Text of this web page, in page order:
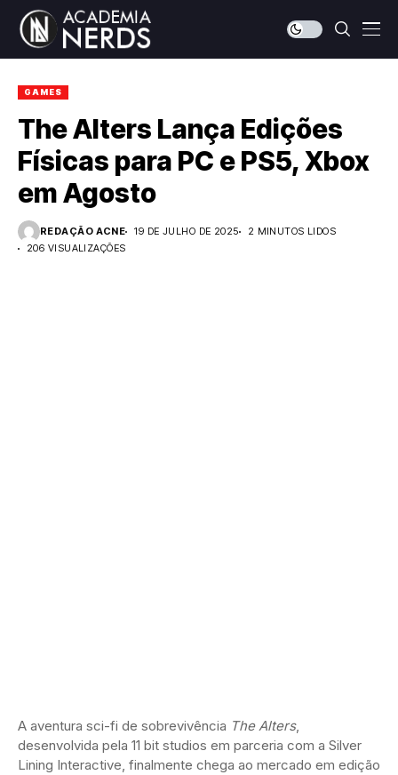
GAMES
The Alters Lança Edições
Físicas para PC e PS5, Xbox
em Agosto
REDAÇÃO ACNE 19 DE JULHO DE 2025
2 MINUTOS LIDOS
206 VISUALIZAÇÕES
A aventura sci-fi de sobrevivência The Alters,
desenvolvida pela 11 bit studios em parceria com a Silver
Lining Interactive, finalmente chega ao mercado em edição